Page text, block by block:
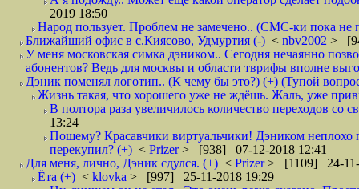
2019 18:50
Народ пользует. Проблем не замечено.. (СМС-ки пока
Ближайший офис в с.Киясово, Удмуртия (-) < nbv2002 >
У меня московская симка дэником.. Сегодня нечаянно
абонентов? Ведь для москвы и области тврифы вполне
Дэник поменял логотип.. (К чему бы это?) (+) (Тупой
Жизнь такая, что хорошего уже не ждёшь. Жаль, уже
В полтора раза увеличилось количество переходов
13:24
Пошему? Красавчики виртуальчики! Дэником
перекупил? (+) < Prizer> [938] 07-12-2018 12:41
Для меня, лично, Дэник сдулся. (+) < Prizer> [1109] 24-11-
Ёта (+) < klovka > [997] 25-11-2018 19:29